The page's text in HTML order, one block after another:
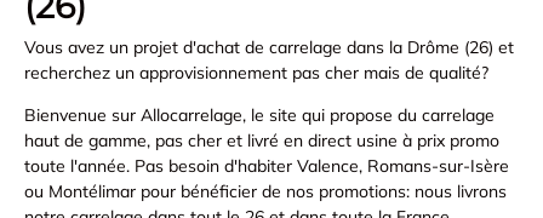
Vous avez un projet d'achat de carrelage dans la Drôme (26) et
recherchez un approvisionnement pas cher mais de qualité?
Bienvenue sur Allocarrelage, le site qui propose du carrelage
haut de gamme, pas cher et livré en direct usine à prix promo
toute l'année. Pas besoin d'habiter Valence, Romans-sur-Isère
ou Montélimar pour bénéficier de nos promotions: nous livrons